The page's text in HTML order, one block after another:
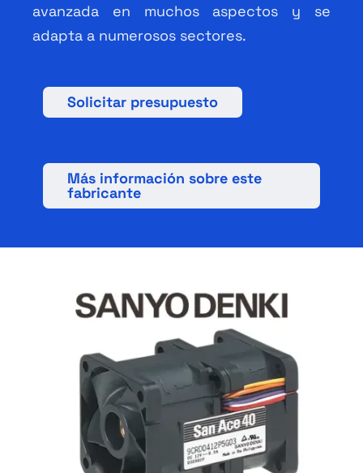
avanzada en muchos aspectos y se
adapta a numerosos sectores.
Solicitar presupuesto
Más información sobre este
fabricante